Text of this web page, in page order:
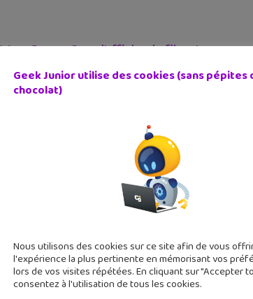
Rogue One : l’affiche du film et un
octobre 2016
l'affiche du prochain Star Wars Rogue One,
annonce qui nous en dit bien plus sur le film. La
Rogue One : un nouveau trailer nous en
août 2016
One : A Star Wars Story, premier des spin-off
De quoi patienter avec la sortie le 14
Geek Junior utilise des cookies (sans pépites
chocolat)
Nous utilisons des cookies sur ce site afin de vous
l'expérience la plus pertinente en mémorisant vos
lors de vos visites répétées. En cliquant sur "Accepter
consentez à l'utilisation de tous les cookies.